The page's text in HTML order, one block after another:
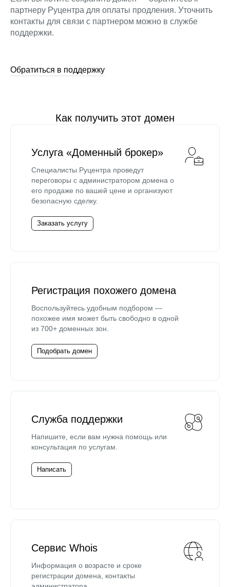
партнеру Руцентра для оплаты продления. Уточнить
контакты для связи с партнером можно в службе
поддержки.
Обратиться в поддержку
Как получить этот домен
Услуга «Доменный брокер»
Специалисты Руцентра проведут
переговоры с администратором домена о
его продаже по вашей цене и организуют
безопасную сделку.
Заказать услугу
Регистрация похожего домена
Воспользуйтесь удобным подбором —
похожее имя может быть свободно в одной
из 700+ доменных зон.
Подобрать домен
Служба поддержки
Напишите, если вам нужна помощь или
консультация по услугам.
Написать
Сервис Whois
Информация о возрасте и сроке
регистрации домена, контакты